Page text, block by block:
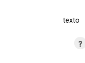
texto
?